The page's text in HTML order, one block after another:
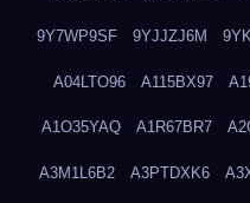
9Y7WP9SF 9YJJZJ6M
A04LTO96 A115BX97
A1O35YAQ A1R67BR7
A3M1L6B2 A3PTDXK6